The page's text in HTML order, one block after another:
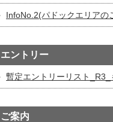
InfoNo.2(パドックエリアの
エントリー
暫定エントリーリスト
ご案内